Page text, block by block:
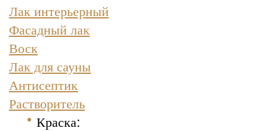
Лак интерьерный
Фасадный лак
Воск
Лак для сауны
Антисептик
Растворитель
Краска: